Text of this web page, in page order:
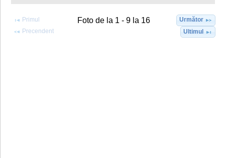
Primul
Precendent
Foto de la 1 - 9 la 16
Următor
Ultimul